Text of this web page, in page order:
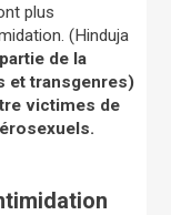
plus
(Hinduja
de la
et transgenres)
victimes de